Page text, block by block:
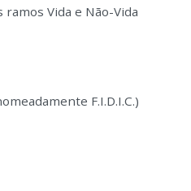
Vida e Não-Vida
F.I.D.I.C.)